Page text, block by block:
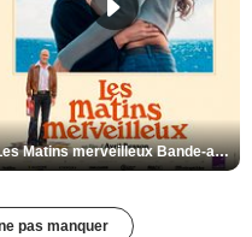
Les Matins merveilleux Bande-annonce VF
pas manquer